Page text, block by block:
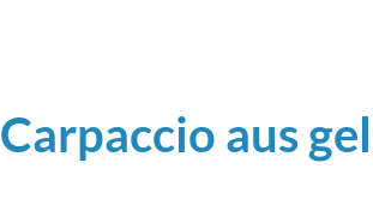
Carpaccio aus